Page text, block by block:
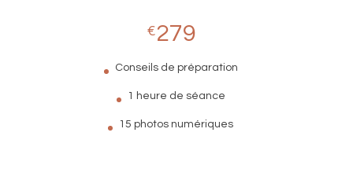
€279
Conseils de préparation
1 heure de séance
15 photos numériques